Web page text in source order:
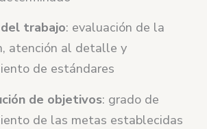
trabajo: evaluación de la
atención al detalle y
de estándares
de objetivos: grado de
de las metas establecidas